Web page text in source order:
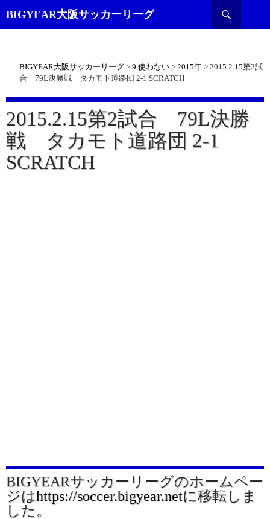
BIGYEAR大阪サッカーリーグ
索
BIGYEAR大阪サッカーリーグ > 9.使わない > 2015年 > 2015.2.15第2試
合 79L決勝戦 タカモト道路団 2-1 SCRATCH
2015.2.15第2試合 79L決勝
戦 タカモト道路団 2-1
SCRATCH
BIGYEARサッカーリーグのホームペー
ジはhttps://soccer.bigyear.netに移転しま
した。